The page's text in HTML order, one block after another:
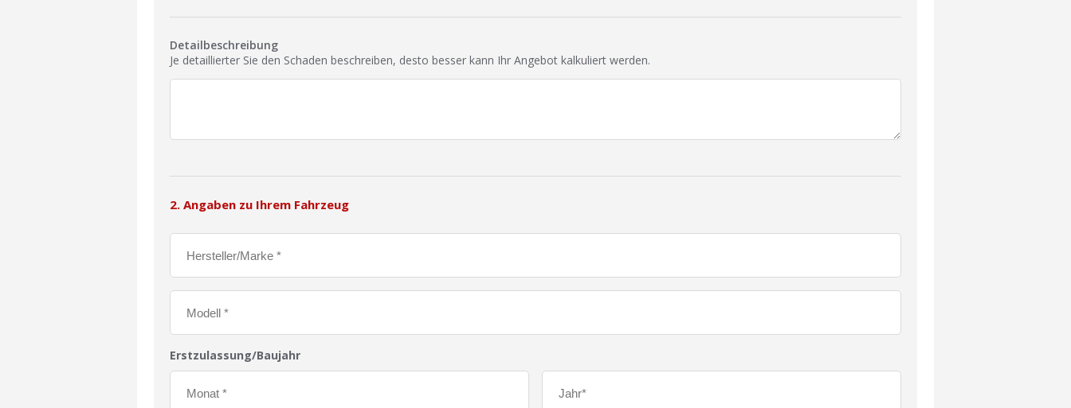
Detailbeschreibung
Je detaillierter Sie den Schaden beschreiben, desto besser kann Ihr Angebot kalkuliert werden.
2. Angaben zu Ihrem Fahrzeug
Erstzulassung/Baujahr